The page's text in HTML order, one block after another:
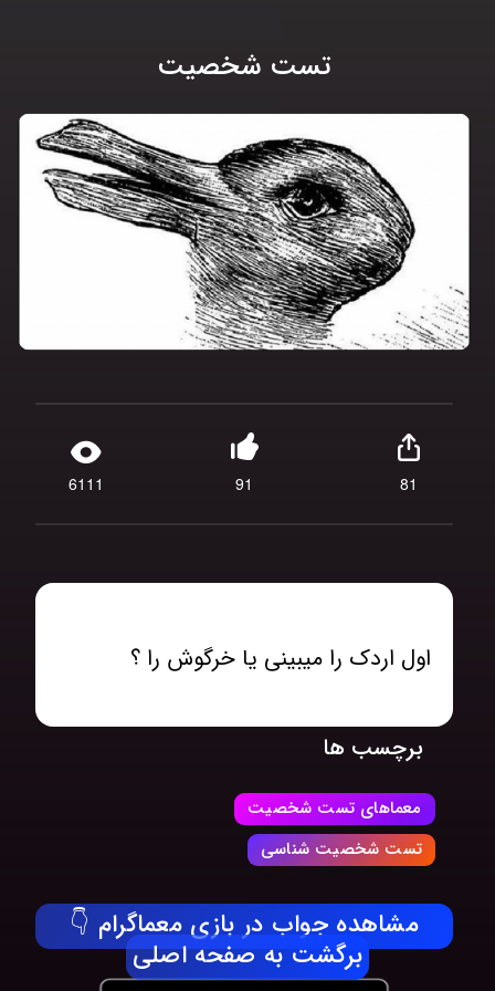
تست شخصیت
6111 91 81
اول اردک را میبینی یا خرگوش را ؟
برچسب ها
معماهای تست شخصیت
تست شخصیت شناسی
مشاهده جواب در بازی معماگرام 👇
برگشت به صفحه اصلی